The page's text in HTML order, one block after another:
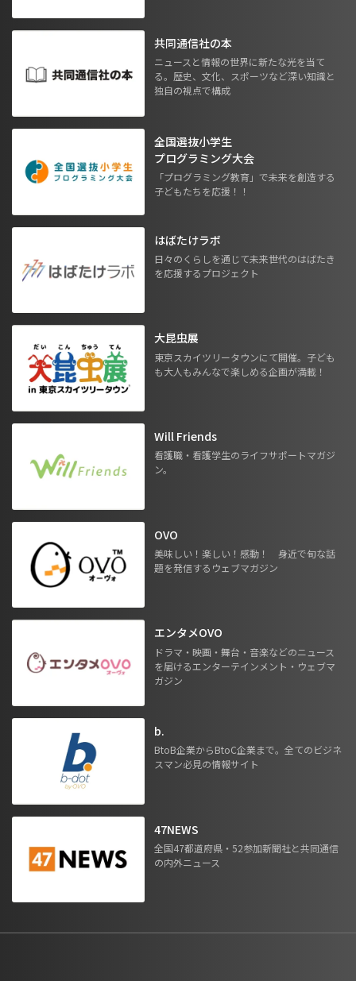
共同通信社の本
ニュースと情報の世界に新たな光を当て
る。歴史、文化、スポーツなど深い知識と
独自の視点で構成
全国選抜小学生
プログラミング大会
「プログラミング教育」で未来を創造する
子どもたちを応援！！
はばたけラボ
日々のくらしを通じて未来世代のはばたき
を応援するプロジェクト
大昆虫展
東京スカイツリータウンにて開催。子ども
も大人もみんなで楽しめる企画が満載！
Will Friends
看護職・看護学生のライフサポートマガジ
ン。
OVO
美味しい！楽しい！感動！ 身近で旬な話
題を発信するウェブマガジン
エンタメOVO
ドラマ・映画・舞台・音楽などのニュース
を届けるエンターテインメント・ウェブマ
ガジン
b.
BtoB企業からBtoC企業まで。全てのビジネ
スマン必見の情報サイト
47NEWS
全国47都道府県・52参加新聞社と共同通信
の内外ニュース